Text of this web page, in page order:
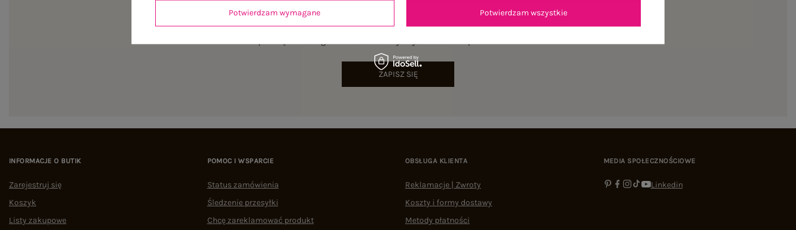
ZAPISZ SIĘ
INFORMACJE O BUTIK
Zarejestruj się
Koszyk
Listy zakupowe
POMOC I WSPARCIE
Status zamówienia
Śledzenie przesyłki
Chcę zareklamować produkt
OBSŁUGA KLIENTA
Reklamacje | Zwroty
Koszty i formy dostawy
Metody płatności
MEDIA SPOŁECZNOŚCIOWE
Linkedin
Potwierdzam wymagane Potwierdzam wszystkie